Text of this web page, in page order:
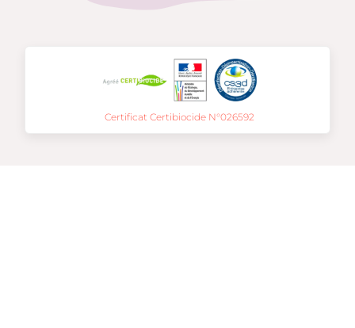
Certificat Certibiocide N°026592